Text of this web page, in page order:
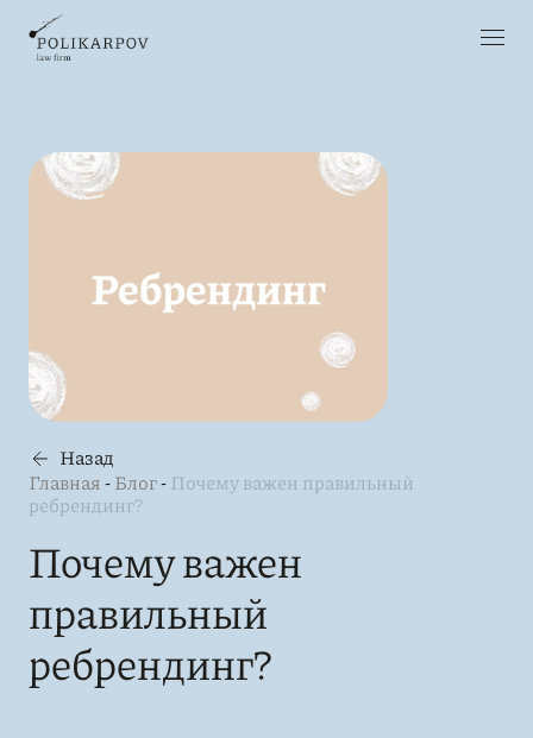
Назад
Главная-Блог- Почему важен правильный
ребрендинг?
Почему важен
правильный
ребрендинг?